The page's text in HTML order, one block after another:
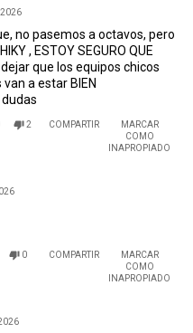
2026
no pasemos a octavos, pero
, ESTOY SEGURO QUE
que los equipos chicos
a estar BIEN
dudas
2 COMPARTIR
MARCAR
COMO
INAPROPIADO
0 COMPARTIR
MARCAR
COMO
INAPROPIADO